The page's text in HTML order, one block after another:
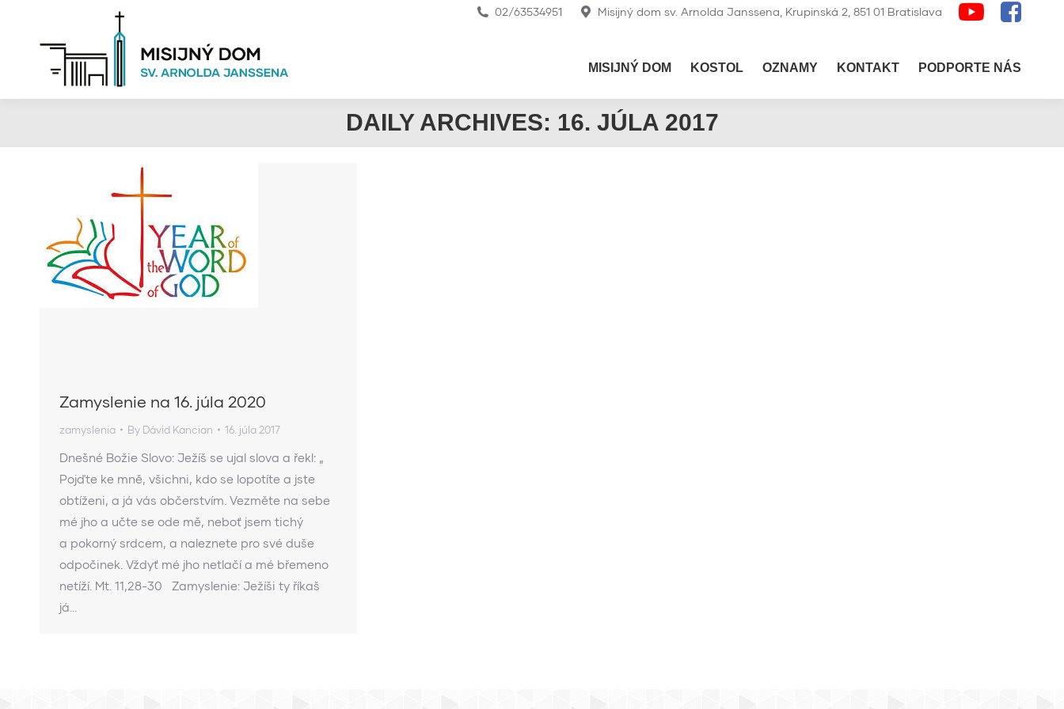
02/63534951 Misijný dom sv. Arnolda Janssena, Krupinská 2, 851 01 Bratislava
MISIJNÝ DOM KOSTOL OZNAMY KONTAKT PODPORTE NÁS
DAILY ARCHIVES: 16. JÚLA 2017
Zamyslenie na 16. júla 2020
zamyslenia By Dávid Kancian 16. júla 2017
Dnešné Božie Slovo: Ježíš se ujal slova a řekl: „
Pojďte ke mně, všichni, kdo se lopotíte a jste
obtíženi, a já vás občerstvím. Vezměte na sebe
mé jho a učte se ode mě, neboť jsem tichý
a pokorný srdcem, a naleznete pro své duše
odpočinek. Vždyť mé jho netlačí a mé břemeno
netíží. Mt. 11,28-30 Zamyslenie: Ježíši ty říkaš
já…